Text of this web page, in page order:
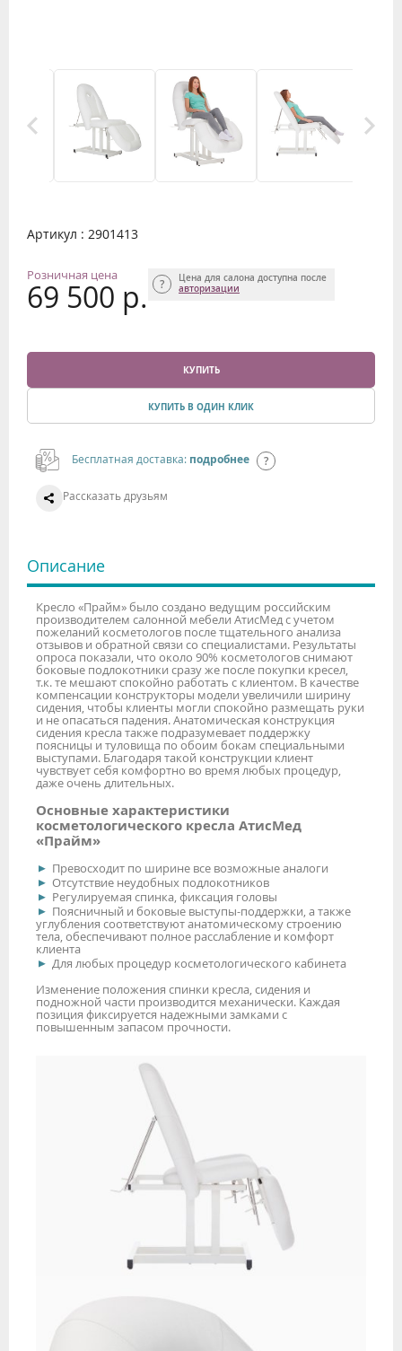
Артикул : 2901413
Розничная цена
69 500 р.
Цена для салона доступна после
авторизации
КУПИТЬ
КУПИТЬ В ОДИН КЛИК
Бесплатная доставка: подробнее
Рассказать друзьям
Описание
Кресло «Прайм» было создано ведущим российским
производителем салонной мебели АтисМед с учетом
пожеланий косметологов после тщательного анализа
отзывов и обратной связи со специалистами. Результаты
опроса показали, что около 90% косметологов снимают
боковые подлокотники сразу же после покупки кресел,
т.к. те мешают спокойно работать с клиентом. В качестве
компенсации конструкторы модели увеличили ширину
сидения, чтобы клиенты могли спокойно размещать руки
и не опасаться падения. Анатомическая конструкция
сидения кресла также подразумевает поддержку
поясницы и туловища по обоим бокам специальными
выступами. Благодаря такой конструкции клиент
чувствует себя комфортно во время любых процедур,
даже очень длительных.
Основные характеристики
косметологического кресла АтисМед
«Прайм»
Превосходит по ширине все возможные аналоги
Отсутствие неудобных подлокотников
Регулируемая спинка, фиксация головы
Поясничный и боковые выступы-поддержки, а также
углубления соответствуют анатомическому строению
тела, обеспечивают полное расслабление и комфорт
клиента
Для любых процедур косметологического кабинета
Изменение положения спинки кресла, сидения и
подножной части производится механически. Каждая
позиция фиксируется надежными замками с
повышенным запасом прочности.